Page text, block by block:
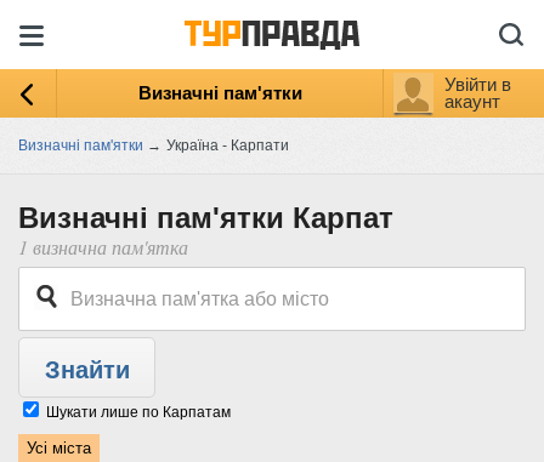
Визначні пам'ятки
Увійти в
акаунт
Визначні пам'ятки → Україна - Карпати
Визначні пам'ятки Карпат
1 визначна пам'ятка
Шукати лише по Карпатам
Усі міста